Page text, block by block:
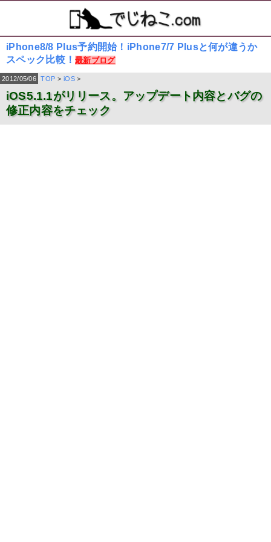
iPhone8/8 Plus予約開始！iPhone7/7 Plusと何が違うか
スペック比較！最新ブログ
2012/05/06 TOP > iOS >
iOS5.1.1がリリース。アップデート内容とバグの
修正内容をチェック